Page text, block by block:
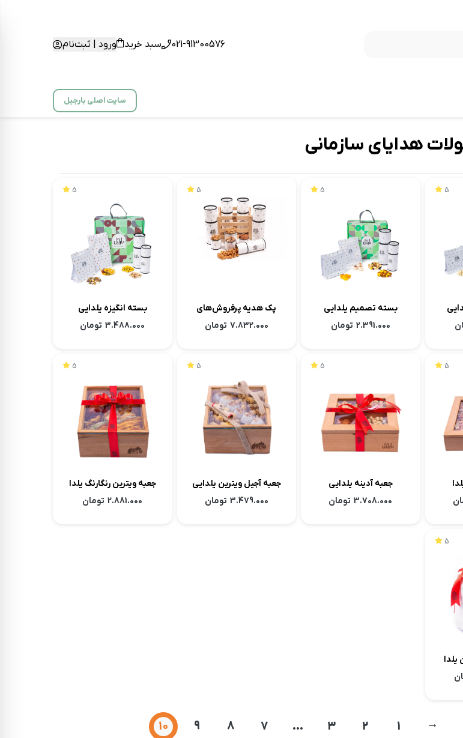
021-91300576 سبد خرید ورود | ثبت‌نام
سایت اصلی بارجیل
هدایای سازمانی
5
5
بسته تصمیم یلدایی
2.391.000 تومان
5
پک هدیه پرفروش‌های
سنتی بارجیل
7.832.000 تومان
5
بسته انگیزه یلدایی
3.488.000 تومان
5
5
جعبه آدینه یلدایی
3.708.000 تومان
5
جعبه آجیل ویترین یلدایی
3.479.000 تومان
5
جعبه ویترین رنگارنگ یلدا
2.881.000 تومان
5
←
1
2
3
…
7
8
9
10